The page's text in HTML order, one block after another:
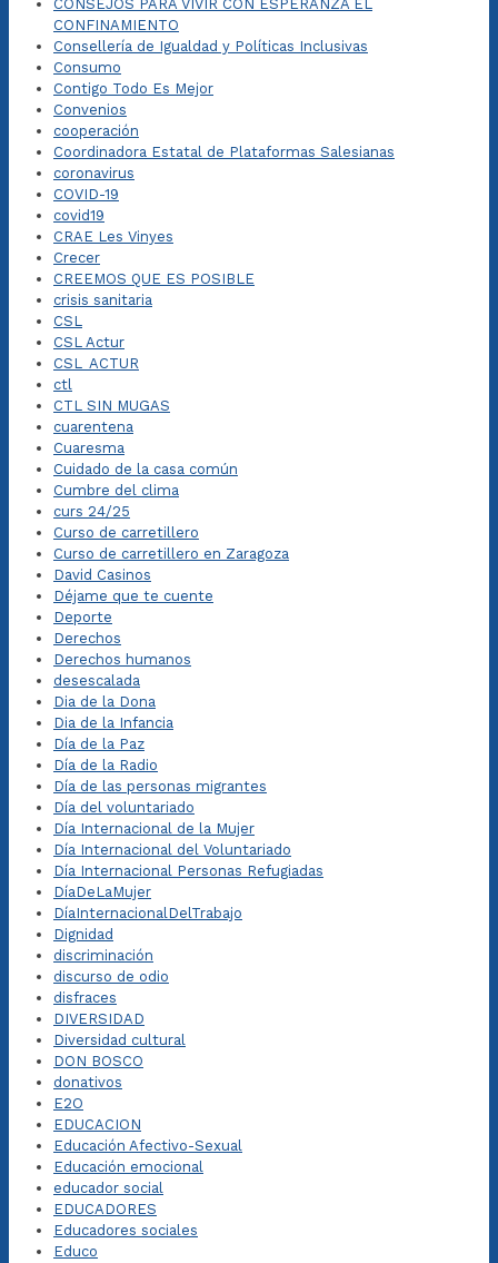
CONSEJOS PARA VIVIR CON ESPERANZA EL
CONFINAMIENTO
Consellería de Igualdad y Políticas Inclusivas
Consumo
Contigo Todo Es Mejor
Convenios
cooperación
Coordinadora Estatal de Plataformas Salesianas
coronavirus
COVID-19
covid19
CRAE Les Vinyes
Crecer
CREEMOS QUE ES POSIBLE
crisis sanitaria
CSL
CSL Actur
CSL_ACTUR
ctl
CTL SIN MUGAS
cuarentena
Cuaresma
Cuidado de la casa común
Cumbre del clima
curs 24/25
Curso de carretillero
Curso de carretillero en Zaragoza
David Casinos
Déjame que te cuente
Deporte
Derechos
Derechos humanos
desescalada
Dia de la Dona
Dia de la Infancia
Día de la Paz
Día de la Radio
Día de las personas migrantes
Día del voluntariado
Día Internacional de la Mujer
Día Internacional del Voluntariado
Día Internacional Personas Refugiadas
DíaDeLaMujer
DíaInternacionalDelTrabajo
Dignidad
discriminación
discurso de odio
disfraces
DIVERSIDAD
Diversidad cultural
DON BOSCO
donativos
E2O
EDUCACION
Educación Afectivo-Sexual
Educación emocional
educador social
EDUCADORES
Educadores sociales
Educo